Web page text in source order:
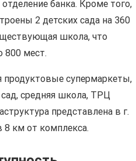
банка. Кроме того,
2 детских сада на 360
школа, что
800 мест.
супермаркеты,
средняя школа, ТРЦ
представлена в г.
км от комплекса.